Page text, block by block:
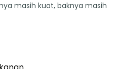
masih kuat, baknya masih